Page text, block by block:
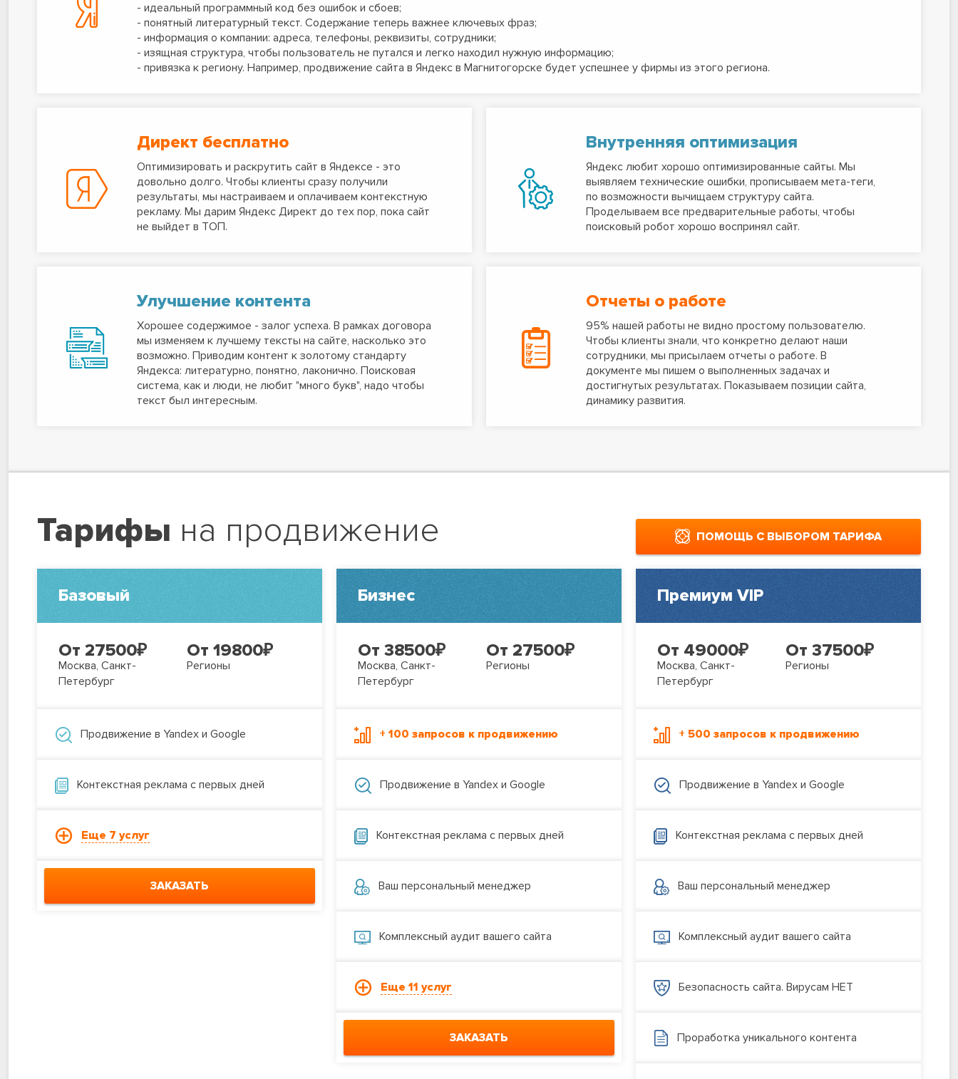
- идеальный программный код без ошибок и сбоев;
- понятный литературный текст. Содержание теперь важнее ключевых фраз;
- информация о компании: адреса, телефоны, реквизиты, сотрудники;
- изящная структура, чтобы пользователь не путался и легко находил нужную информацию;
- привязка к региону. Например, продвижение сайта в Яндекс в Магнитогорске будет успешнее у фирмы из этого региона.
Директ бесплатно
Оптимизировать и раскрутить сайт в Яндексе - это
довольно долго. Чтобы клиенты сразу получили
результаты, мы настраиваем и оплачиваем контекстную
рекламу. Мы дарим Яндекс Директ до тех пор, пока сайт
не выйдет в ТОП.
Внутренняя оптимизация
Яндекс любит хорошо оптимизированные сайты. Мы
выявляем технические ошибки, прописываем мета-теги,
по возможности вычищаем структуру сайта.
Проделываем все предварительные работы, чтобы
поисковый робот хорошо воспринял сайт.
Улучшение контента
Хорошее содержимое - залог успеха. В рамках договора
мы изменяем к лучшему тексты на сайте, насколько это
возможно. Приводим контент к золотому стандарту
Яндекса: литературно, понятно, лаконично. Поисковая
система, как и люди, не любит "много букв", надо чтобы
текст был интересным.
Отчеты о работе
95% нашей работы не видно простому пользователю.
Чтобы клиенты знали, что конкретно делают наши
сотрудники, мы присылаем отчеты о работе. В
документе мы пишем о выполненных задачах и
достигнутых результатах. Показываем позиции сайта,
динамику развития.
Тарифы на продвижение ПОМОЩЬ С ВЫБОРОМ ТАРИФА
Базовый
От 27500₽
Москва, Санкт-
Петербург
От 19800₽
Регионы
Продвижение в Yandex и Google
Контекстная реклама с первых дней
Еще 7 услуг
ЗАКАЗАТЬ
Бизнес
От 38500₽
Москва, Санкт-
Петербург
От 27500₽
Регионы
+ 100 запросов к продвижению
Продвижение в Yandex и Google
Контекстная реклама с первых дней
Ваш персональный менеджер
Комплексный аудит вашего сайта
Еще 11 услуг
ЗАКАЗАТЬ
Премиум VIP
От 49000₽
Москва, Санкт-
Петербург
От 37500₽
Регионы
+ 500 запросов к продвижению
Продвижение в Yandex и Google
Контекстная реклама с первых дней
Ваш персональный менеджер
Комплексный аудит вашего сайта
Безопасность сайта. Вирусам НЕТ
Проработка уникального контента